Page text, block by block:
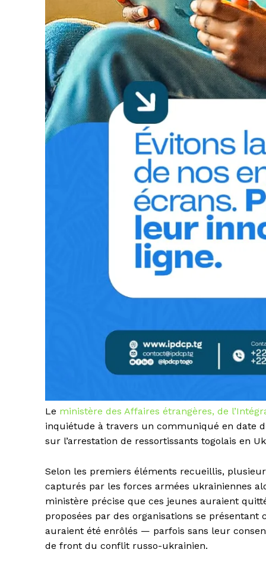
Le ministère des Affaires étrangères, de
inquiétude à travers un communiqué en date
sur l’arrestation de ressortissants togolais en
Selon les premiers éléments recueillis,
capturés par les forces armées ukrainiennes
ministère précise que ces jeunes auraient
proposées par des organisations se
auraient été enrôlés — parfois sans leur
de front du conflit russo-ukrainien.